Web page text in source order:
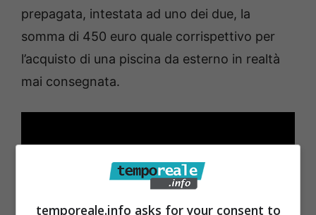
prepagata, intestata ad uno dei due, la
somma di 450 euro quale corrispettivo per
l’acquisto di una piscina da esterno in realtà
mai consegnata.
temporeale.info asks for your consent to